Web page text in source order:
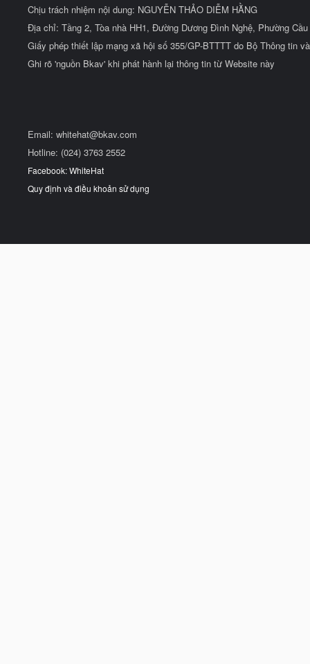
Chịu trách nhiệm nội dung: NGUYỄN THẢO DIỄM HẰNG
Địa chỉ: Tầng 2, Tòa nhà HH1, Đường Dương Đình Nghệ, Phường
Giấy phép thiết lập mạng xã hội số 355/GP-BTTTT do Bộ Thông tin
Ghi rõ 'nguồn Bkav' khi phát hành lại thông tin từ Website này
Email: whitehat@bkav.com
Hotline: (024) 3763 2552
Facebook: WhiteHat
Quy định và điều khoản sử dụng